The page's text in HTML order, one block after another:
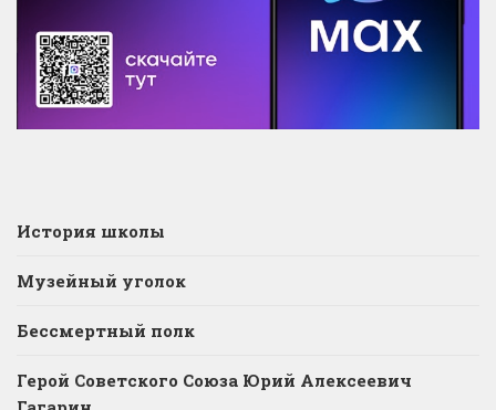
История школы
Музейный уголок
Бессмертный полк
Герой Советского Союза Юрий Алексеевич